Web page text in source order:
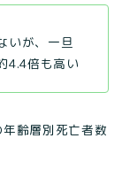
いが、一旦
4.4倍も高い
齢層別死亡者数